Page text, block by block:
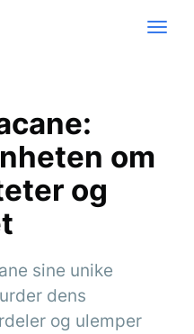
om
og
sine unike
dens
og ulemper